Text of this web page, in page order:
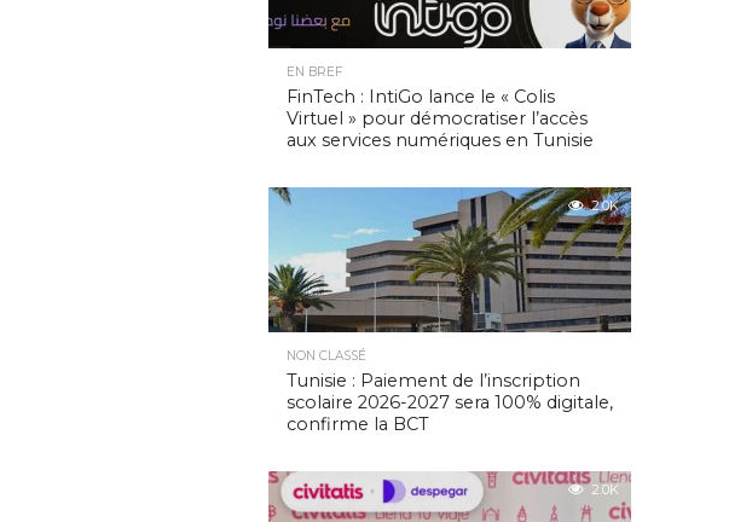
EN BREF
FinTech : IntiGo lance le « Colis
Virtuel » pour démocratiser l’accès
aux services numériques en Tunisie
2.0K
NON CLASSÉ
Tunisie : Paiement de l’inscription
scolaire 2026-2027 sera 100% digitale,
confirme la BCT
2.0K